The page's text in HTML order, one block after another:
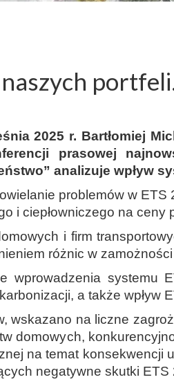
2025 r. Bartłomiej
prasowej
analizuje wpływ
problemów w
i ciepłowniczego na ceny
i firm
różnic w zamożności
wprowadzenia
a także wpływ
wskazano na liczne
domowych,
na temat konsekwencji
negatywne skutki ETS